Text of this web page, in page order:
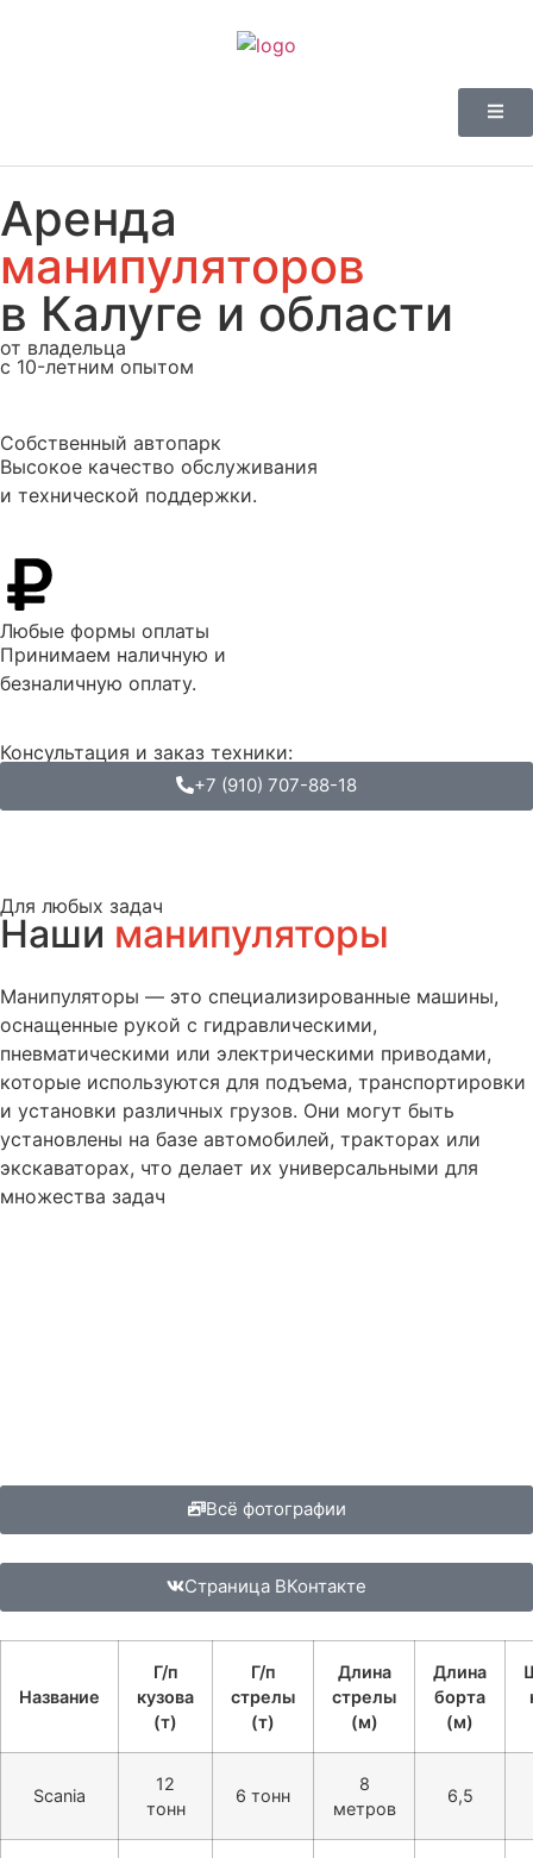
Аренда
манипуляторов
в Калуге и области
от владельца
c 10-летним опытом
Собственный автопарк
Высокое качество обслуживания
и технической поддержки.
Любые формы оплаты
Принимаем наличную и
безналичную оплату.
Консультация и заказ техники:
+7 (910) 707-88-18
Для любых задач
Наши манипуляторы
Манипуляторы — это специализированные машины,
оснащенные рукой с гидравлическими,
пневматическими или электрическими приводами,
которые используются для подъема, транспортировки
и установки различных грузов. Они могут быть
установлены на базе автомобилей, тракторах или
экскаваторах, что делает их универсальными для
множества задач
Всё фотографии
Страница ВКонтакте
Название
Г/п
кузова
(т)
Г/п
стрелы
(т)
Длина
стрелы
(м)
Длина
борта
(м)
Scania
12
тонн
6 тонн
8
метров
6,5